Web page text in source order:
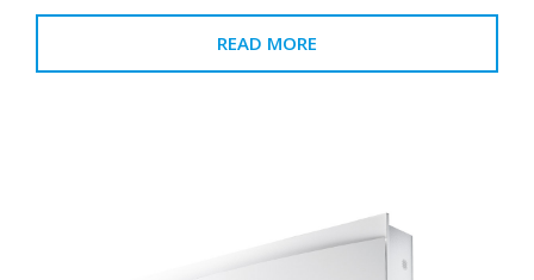
READ MORE